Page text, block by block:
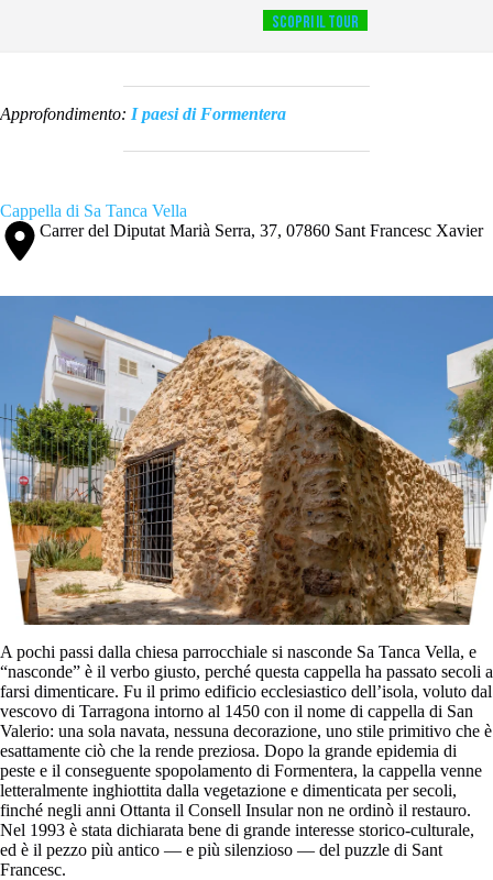
SCOPRI IL TOUR
Approfondimento: I paesi di Formentera
Cappella di Sa Tanca Vella
Carrer del Diputat Marià Serra, 37, 07860 Sant Francesc Xavier
A pochi passi dalla chiesa parrocchiale si nasconde Sa Tanca Vella, e
“nasconde” è il verbo giusto, perché questa cappella ha passato secoli a
farsi dimenticare. Fu il primo edificio ecclesiastico dell’isola, voluto dal
vescovo di Tarragona intorno al 1450 con il nome di cappella di San
Valerio: una sola navata, nessuna decorazione, uno stile primitivo che è
esattamente ciò che la rende preziosa. Dopo la grande epidemia di
peste e il conseguente spopolamento di Formentera, la cappella venne
letteralmente inghiottita dalla vegetazione e dimenticata per secoli,
finché negli anni Ottanta il Consell Insular non ne ordinò il restauro.
Nel 1993 è stata dichiarata bene di grande interesse storico-culturale,
ed è il pezzo più antico — e più silenzioso — del puzzle di Sant
Francesc.